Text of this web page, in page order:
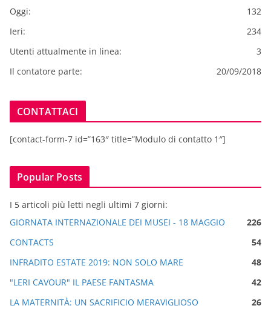
132
Oggi:
234
Ieri:
3
Utenti attualmente in linea:
20/09/2018
Il contatore parte:
CONTATTACI
[contact-form-7 id=”163″ title=”Modulo di contatto 1″]
Popular Posts
I 5 articoli più letti negli ultimi 7 giorni:
GIORNATA INTERNAZIONALE DEI MUSEI - 18 MAGGIO
226
CONTACTS
54
INFRADITO ESTATE 2019: NON SOLO MARE
48
"LERI CAVOUR" IL PAESE FANTASMA
42
LA MATERNITÀ: UN SACRIFICIO MERAVIGLIOSO
26